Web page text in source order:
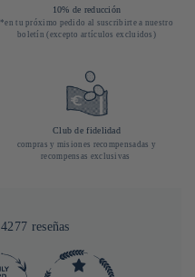
10% de reducción
*en tu próximo pedido al suscribirte a nuestro
boletín (excepto artículos excluidos)
Club de fidelidad
compras y misiones recompensadas y
recompensas exclusivas
4277 reseñas